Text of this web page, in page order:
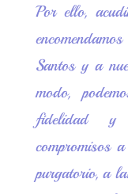
Por ello,
Santos y a
modo,
fidelidad y
compromisos
purgatorio, a